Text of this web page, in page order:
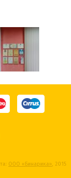
ООО «Бинарика», 2015